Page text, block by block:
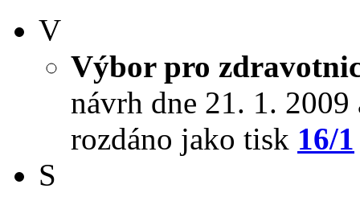
V
Výbor pro
návrh dne 21. 1.
rozdáno jako tisk 16/1
S